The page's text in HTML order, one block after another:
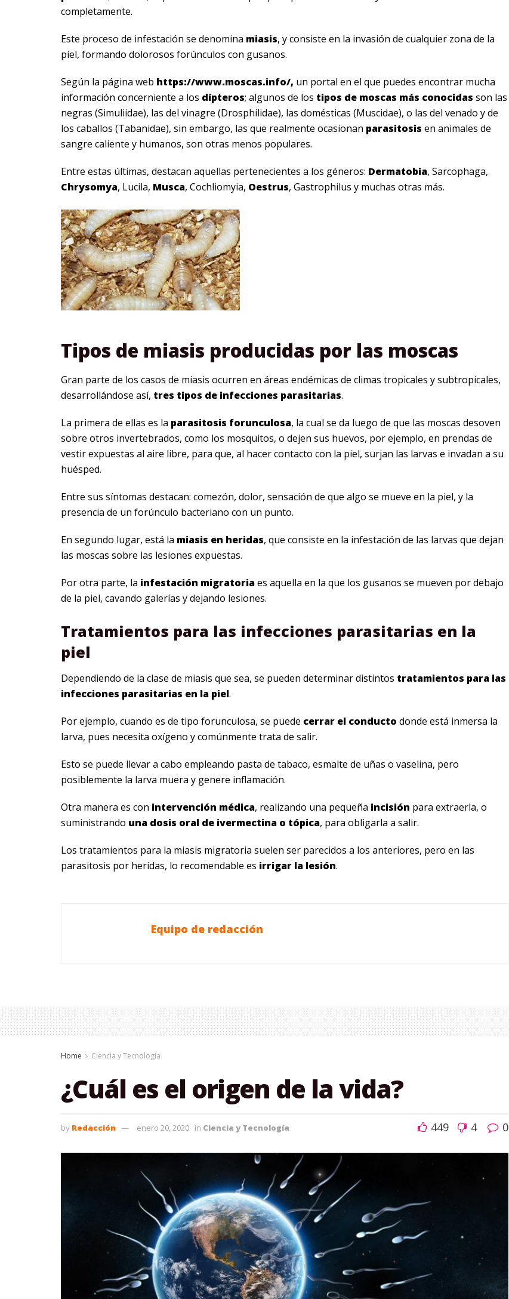
completamente.
Este proceso de infestación se denomina miasis, y consiste en la invasión de cualquier zona de la
piel, formando dolorosos forúnculos con gusanos.
Según la página web https://www.moscas.info/, un portal en el que puedes encontrar mucha
información concerniente a los dípteros; algunos de los tipos de moscas más conocidas son las
negras (Simuliidae), las del vinagre (Drosphilidae), las domésticas (Muscidae), o las del venado y de
los caballos (Tabanidae), sin embargo, las que realmente ocasionan parasitosis en animales de
sangre caliente y humanos, son otras menos populares.
Entre estas últimas, destacan aquellas pertenecientes a los géneros: Dermatobia, Sarcophaga,
Chrysomya, Lucila, Musca, Cochliomyia, Oestrus, Gastrophilus y muchas otras más.
Tipos de miasis producidas por las moscas
Gran parte de los casos de miasis ocurren en áreas endémicas de climas tropicales y subtropicales,
desarrollándose así, tres tipos de infecciones parasitarias.
La primera de ellas es la parasitosis forunculosa, la cual se da luego de que las moscas desoven
sobre otros invertebrados, como los mosquitos, o dejen sus huevos, por ejemplo, en prendas de
vestir expuestas al aire libre, para que, al hacer contacto con la piel, surjan las larvas e invadan a su
huésped.
Entre sus síntomas destacan: comezón, dolor, sensación de que algo se mueve en la piel, y la
presencia de un forúnculo bacteriano con un punto.
En segundo lugar, está la miasis en heridas, que consiste en la infestación de las larvas que dejan
las moscas sobre las lesiones expuestas.
Por otra parte, la infestación migratoriaes aquella en la que los gusanos se mueven por debajo
de la piel, cavando galerías y dejando lesiones.
Tratamientos para las infecciones parasitarias en la
piel
Dependiendo de la clase de miasis que sea, se pueden determinar distintos tratamientos para las
infecciones parasitarias en la piel.
Por ejemplo, cuando es de tipo forunculosa, se puede cerrar el conducto donde está inmersa la
larva, pues necesita oxígeno y comúnmente trata de salir.
Esto se puede llevar a cabo empleando pasta de tabaco, esmalte de uñas o vaselina, pero
posiblemente la larva muera y genere inflamación.
Otra manera es con intervención médica, realizando una pequeña incisión para extraerla, o
suministrando una dosis oral de ivermectina o tópica, para obligarla a salir.
Los tratamientos para la miasis migratoria suelen ser parecidos a los anteriores, pero en las
parasitosis por heridas, lo recomendable es irrigar la lesión.
Equipo de redacción
Home Ciencia y Tecnología
¿Cuál es el origen de la vida?
by Redacción enero 20, 2020 in Ciencia y Tecnología 449 4 0